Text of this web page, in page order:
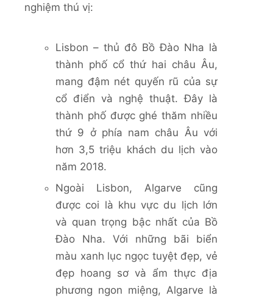
nghiệm thú vị:
Lisbon – thủ đô Bồ Đào Nha là
thành phố cổ thứ hai châu Âu,
mang đậm nét quyến rũ của sự
cổ điển và nghệ thuật. Đây là
thành phố được ghé thăm nhiều
thứ 9 ở phía nam châu Âu với
hơn 3,5 triệu khách du lịch vào
năm 2018.
Ngoài Lisbon, Algarve cũng
được coi là khu vực du lịch lớn
và quan trọng bậc nhất của Bồ
Đào Nha. Với những bãi biển
màu xanh lục ngọc tuyệt đẹp, vẻ
đẹp hoang sơ và ẩm thực địa
phương ngon miệng, Algarve là